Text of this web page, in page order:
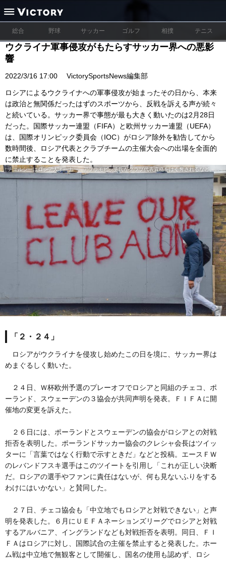
総合 野球 サッカー ゴルフ 相撲 テニス
ウクライナ軍事侵攻がもたらすサッカー界への悪影
響
2022/3/16 17:00 VictorySportsNews編集部
ロシアによるウクライナへの軍事侵攻が始まったその日から、本来
は政治と無関係だったはずのスポーツから、反戦を訴える声が続々
と続いている。サッカー界で事態が最も大きく動いたのは2月28日
だった。国際サッカー連盟（FIFA）と欧州サッカー連盟（UEFA）
は、国際オリンピック委員会（IOC）がロシア除外を勧告してから
数時間後、ロシア代表とクラブチームの主催大会への出場を全面的
に禁止することを発表した。
チェルシーはロシア人オーナー、アブラモビッチ氏がクラブ代表資格をはく奪されるなど、激動の渦中にいる／(C)共同通信
「２・２４」
ロシアがウクライナを侵攻し始めたこの日を境に、サッカー界は
めまぐるしく動いた。
２４日、Ｗ杯欧州予選のプレーオフでロシアと同組のチェコ、ポ
ーランド、スウェーデンの３協会が共同声明を発表。ＦＩＦＡに開
催地の変更を訴えた。
２６日には、ポーランドとスウェーデンの協会がロシアとの対戦
拒否を表明した。ポーランドサッカー協会のクレシャ会長はツイッ
ターに「言葉ではなく行動で示すときだ」などと投稿。エースＦＷ
のレバンドフスキ選手はこのツイートを引用し「これが正しい決断
だ。ロシアの選手やファンに責任はないが、何も見ないふりをする
わけにはいかない」と賛同した。
２７日、チェコ協会も「中立地でもロシアと対戦できない」と声
明を発表した。６月にＵＥＦＡネーションズリーグでロシアと対戦
するアルバニア、イングランドなども対戦拒否を表明。同日、ＦＩ
ＦＡはロシアに対し、国際試合の主催を禁止すると発表した。ホー
ム戦は中立地で無観客として開催し、国名の使用も認めず、ロシ